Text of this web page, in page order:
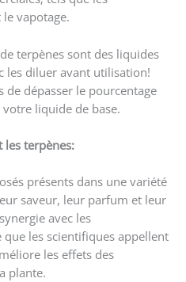
vapotage.
terpènes sont des liquides
les diluer avant utilisation!
de dépasser le pourcentage
liquide de base.
les terpènes:
présents dans une variété
saveur, leur parfum et leur
avec les
les scientifiques appellent
les effets des
plante.